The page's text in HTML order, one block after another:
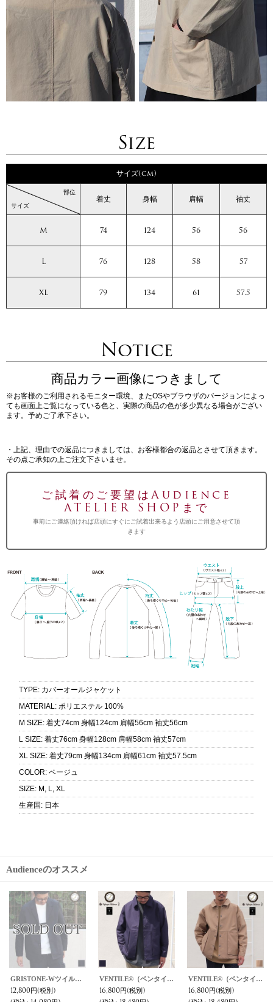
Size
サイズ(cm)
サイズ
部位
着丈 身幅 肩幅 袖丈
M 74 124 56 56
L 76 128 58 57
XL 79 134 61 57.5
Notice
商品カラー画像につきまして
※お客様のご利用されるモニター環境、またOSやブラウザのバージョンによっ
ても画面上ご覧になっている色と、実際の商品の色が多少異なる場合がござい
ます。予めご了承下さい。
・上記、理由での返品につきましては、お客様都合の返品とさせて頂きます。
その点ご承知の上ご注文下さいませ。
ご試着のご要望はAudience
ATELIER SHOPまで
事前にご連絡頂ければ店頭にすぐにご試着出来るよう店頭にご用意させて頂
きます
TYPE: カバーオールジャケット
MATERIAL: ポリエステル 100%
M SIZE: 着丈74cm 身幅124cm 肩幅56cm 袖丈56cm
L SIZE: 着丈76cm 身幅128cm 肩幅58cm 袖丈57cm
XL SIZE: 着丈79cm 身幅134cm 肩幅61cm 袖丈57.5cm
COLOR: ベージュ
SIZE: M, L, XL
生産国 : 日本
Audienceのオススメ
グロッシーツイル サイドスリット アノラックパーカ-【MADE IN JAPAN】『日本製』/ Upscape Audience
9,800円(税別)
グロッシーツイル ガーデニングツールポケット アノラックハーフZIPパーカー【MADE IN JAPAN】『日本製』【送料無料】/ Upscape Audience
10,800円(税別)
4段スムース リラックステーラードジャケット【MADE IN JAPAN】『日本製』 / Upscape Audience
11,000円(税別)